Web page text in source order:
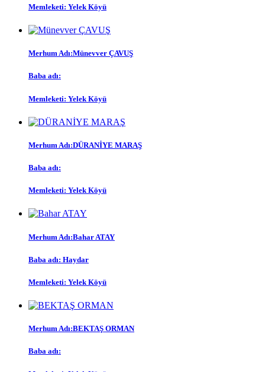
Memleketi: Yelek Köyü
Merhum Adı:Münevver ÇAVUŞ
Baba adı:
Memleketi: Yelek Köyü
Merhum Adı:DÜRANİYE MARAŞ
Baba adı:
Memleketi: Yelek Köyü
Merhum Adı:Bahar ATAY
Baba adı: Haydar
Memleketi: Yelek Köyü
Merhum Adı:BEKTAŞ ORMAN
Baba adı: